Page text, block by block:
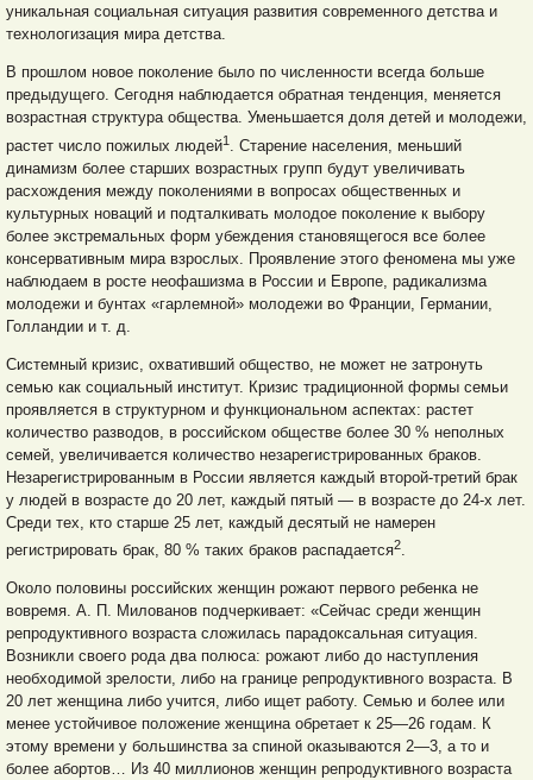
уникальная социальная ситуация развития современного детства и
технологизация мира детства.
В прошлом новое поколение было по численности всегда больше
предыдущего. Сегодня наблюдается обратная тенденция, меняется
возрастная структура общества. Уменьшается доля детей и молодежи,
растет число пожилых людей1
. Старение населения, меньший
динамизм более старших возрастных групп будут увеличивать
расхождения между поколениями в вопросах общественных и
культурных новаций и подталкивать молодое поколение к выбору
более экстремальных форм убеждения становящегося все более
консервативным мира взрослых. Проявление этого феномена мы уже
наблюдаем в росте неофашизма в России и Европе, радикализма
молодежи и бунтах «гарлемной» молодежи во Франции, Германии,
Голландии и т. д.
Системный кризис, охвативший общество, не может не затронуть
семью как социальный институт. Кризис традиционной формы семьи
проявляется в структурном и функциональном аспектах: растет
количество разводов, в российском обществе более 30 % неполных
семей, увеличивается количество незарегистрированных браков.
Незарегистрированным в России является каждый второй-третий брак
у людей в возрасте до 20 лет, каждый пятый — в возрасте до 24-х лет.
Среди тех, кто старше 25 лет, каждый десятый не намерен
регистрировать брак, 80 % таких браков распадается2.
Около половины российских женщин рожают первого ребенка не
вовремя. А. П. Милованов подчеркивает: «Сейчас среди женщин
репродуктивного возраста сложилась парадоксальная ситуация.
Возникли своего рода два полюса: рожают либо до наступления
необходимой зрелости, либо на границе репродуктивного возраста. В
20 лет женщина либо учится, либо ищет работу. Семью и более или
менее устойчивое положение женщина обретает к 25—26 годам. К
этому времени у большинства за спиной оказываются 2—3, а то и
более абортов… Из 40 миллионов женщин репродуктивного возраста